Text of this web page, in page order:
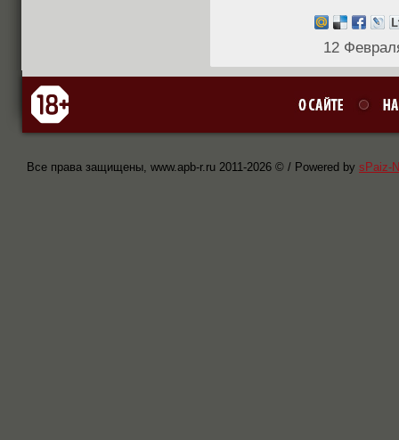
12
Все права защищены, www.apb-r.ru 2011-2026 © / Powered by sPaiz-